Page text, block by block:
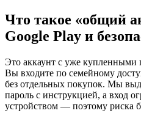
Что такое «общий
Google Play и
Это аккаунт с уже
Вы входите по семейному
без отдельных покупок. Мы
пароль с инструкцией, а вход
устройством — поэтому риска